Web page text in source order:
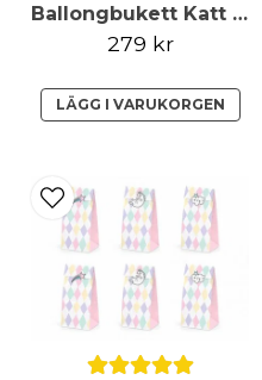
Ballongbukett Katt Rosa
279 kr
LÄGG I VARUKORGEN